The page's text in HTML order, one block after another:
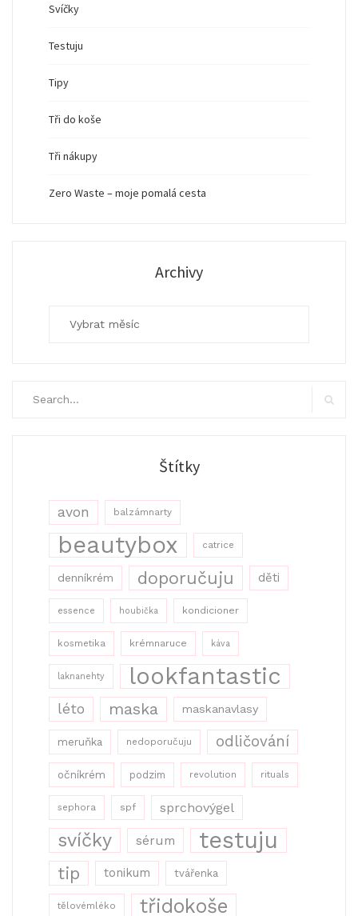
Svíčky
Testuju
Tipy
Tři do koše
Tři nákupy
Zero Waste – moje pomalá cesta
Archivy
Štítky
avon balzámnarty
beautybox catrice
denníkrém doporučuju děti
essence houbička kondicioner
kosmetika krémnaruce káva
laknanehty lookfantastic
léto maska maskanavlasy
meruňka nedoporučuju odličování
očníkrém podzim revolution rituals
sephora spf sprchovýgel
svíčky sérum testuju
tip tonikum tvářenka
tělovémléko třidokoše